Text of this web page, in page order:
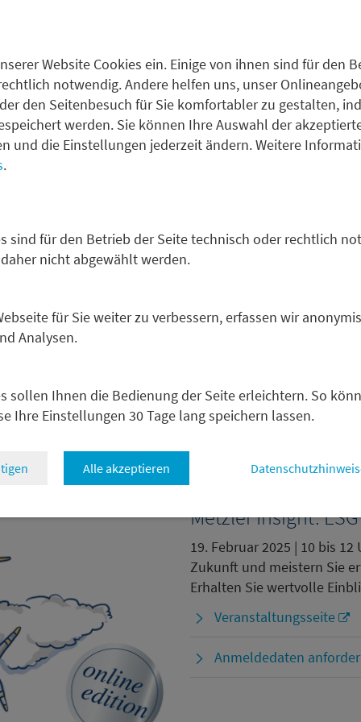
Website Cookies ein. Einige von ihnen sind für den
notwendig. Andere helfen uns, unser
den Seitenbesuch für Sie komfortabler zu gestalten,
werden. Sie können Ihre Auswahl der
und die Einstellungen jederzeit ändern. Weitere
.
sind für den Betrieb der Seite technisch oder rechtlich
nicht abgewählt werden.
für Sie weiter zu verbessern, erfassen wir
Analysen.
sollen Ihnen die Bedienung der Seite erleichtern. So
Ihre Einstellungen 30 Tage lang speichern lassen.
Alle akzeptieren
Fonds zeigte im Jahr 2024 eine uneinheitliche
Unterstützung fanden, stand der US-Markt vor
und eine allgemeine Skepsis gegenüber
die Schlagzeilen. Doch trotz dieser Widerstände erzielten
bemerkenswerte Überrenditen.
dieser Entwicklung war die starke Performance von
vertreten sind. So zeigten Best-in-Class-
Outperformance.
beleuchtet die Performance nachhaltiger
auf und ordnet die Ergebnisse in das
ESG:tracker downloaden
PDF — 646 KB
Metzler Insight:
19. Februar 2025 | 10 bis
Zukunft und meistern Sie
Erhalten Sie wertvolle
Veranstaltungsseite
Anmeldedaten